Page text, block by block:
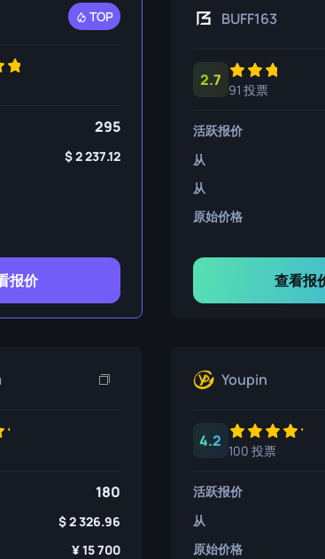
TOP
295
2 237.12
报价
BUFF163
2.7
91 投票
活跃报价
从
从
原始价格
查看报
180
2 326.96
15 700
Youpin
4.2
100 投票
活跃报价
从
原始价格